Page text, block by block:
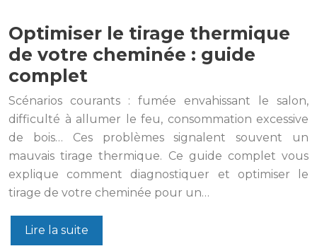
Optimiser le tirage thermique
de votre cheminée : guide
complet
Scénarios courants : fumée envahissant le salon,
difficulté à allumer le feu, consommation excessive
de bois… Ces problèmes signalent souvent un
mauvais tirage thermique. Ce guide complet vous
explique comment diagnostiquer et optimiser le
tirage de votre cheminée pour un…
Lire la suite